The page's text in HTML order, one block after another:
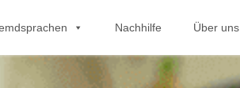
Nachhilfe Über uns